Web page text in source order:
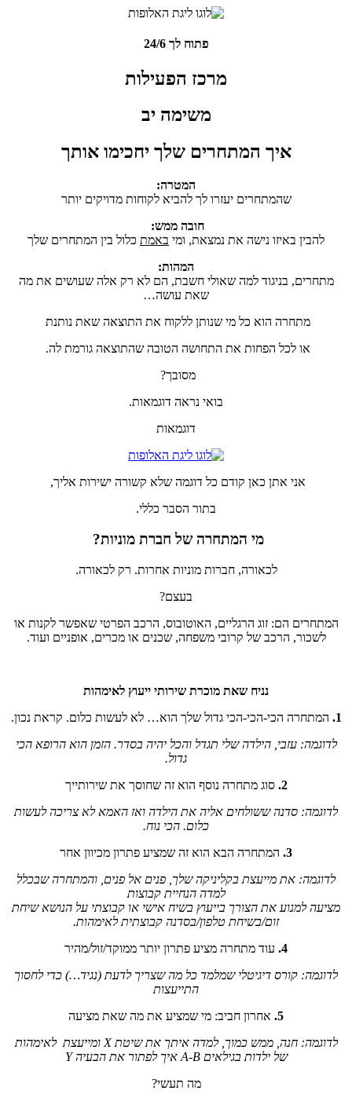
פתוח לך 24/6
מרכז הפעילות
משימה יב
איך המתחרים שלך יחכימו אותך
המטרה:
שהמתחרים יעזרו לך להביא לקוחות מדויקים יותר
חובה ממש:
להבין באיזו נישה את נמצאת, ומי באמת כלול בין המתחרים שלך
המהות:
מתחרים, בניגוד למה שאולי חשבת, הם לא רק אלה שעושים את מה
שאת עושה…
מתחרה הוא כל מי שנותן ללקוח את התוצאה שאת נותנת
או לכל הפחות את התחושה הטובה שהתוצאה גורמת לה.
מסובך?
בואי נראה דוגמאות.
דוגמאות
אני אתן כאן קודם כל דוגמה שלא קשורה ישירות אליך,
בתור הסבר כללי.
מי המתחרה של חברת מוניות?
לכאורה, חברות מוניות אחרות. רק לכאורה.
בעצם?
המתחרים הם: זוג הרגליים, האוטובוס, הרכב הפרטי שאפשר לקנות או
לשכור, הרכב של קרובי משפחה, שכנים או מכרים, אופניים ועוד.
נניח שאת מוכרת שירותי ייעוץ לאימהות
1. המתחרה הכי-הכי-הכי גדול שלך הוא… לא לעשות כלום. קראת נכון.
לדוגמה: עזבי, הילדה שלי תגדל והכל יהיה בסדר. הזמן הוא הרופא הכי
גדול.
2. סוג מתחרה נוסף הוא זה שחוסך את שירותייך
לדוגמה: סדנה ששולחים אליה את הילדה ואז האמא לא צריכה לעשות
כלום. הכי נוח.
3. המתחרה הבא הוא זה שמציע פתרון מכיוון אחר
לדוגמה: את מייעצת בקליניקה שלך, פנים אל פנים, והמתחרה שבכלל
למדה הנחיית קבוצות
מציעה למנוע את הצורך בייעוץ בשיח אישי או קבוצתי על הנושא שיחת
זום/בשיחת טלפון/בסדנה קבוצתית לאימהות.
4. עוד מתחרה מציע פתרון יותר ממוקד/זול/מהיר
לדוגמה: קורס דיגיטלי שמלמד כל מה שצריך לדעת (נגיד…) כדי לחסוך
התייעצות
5. אחרון חביב: מי שמציע את מה שאת מציעה
לדוגמה: חנה, ממש כמוך, למדה איתך את שיטת X ומייעצת לאימהות
של ילדות בגילאים A-B איך לפתור את הבעיה Y
מה תעשי?